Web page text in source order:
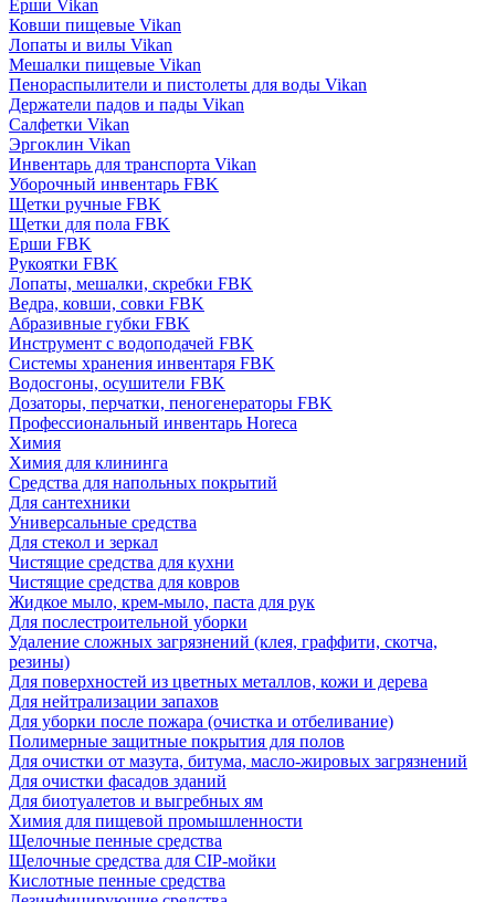
Ерши Vikan
Ковши пищевые Vikan
Лопаты и вилы Vikan
Мешалки пищевые Vikan
Пенораспылители и пистолеты для воды Vikan
Держатели падов и пады Vikan
Салфетки Vikan
Эргоклин Vikan
Инвентарь для транспорта Vikan
Уборочный инвентарь FBK
Щетки ручные FBK
Щетки для пола FBK
Ерши FBK
Рукоятки FBK
Лопаты, мешалки, скребки FBK
Ведра, ковши, совки FBK
Абразивные губки FBK
Инструмент с водоподачей FBK
Системы хранения инвентаря FBK
Водосгоны, осушители FBK
Дозаторы, перчатки, пеногенераторы FBK
Профессиональный инвентарь Horeca
Химия
Химия для клининга
Средства для напольных покрытий
Для сантехники
Универсальные средства
Для стекол и зеркал
Чистящие средства для кухни
Чистящие средства для ковров
Жидкое мыло, крем-мыло, паста для рук
Для послестроительной уборки
Удаление сложных загрязнений (клея, граффити, скотча,
резины)
Для поверхностей из цветных металлов, кожи и дерева
Для нейтрализации запахов
Для уборки после пожара (очистка и отбеливание)
Полимерные защитные покрытия для полов
Для очистки от мазута, битума, масло-жировых загрязнений
Для очистки фасадов зданий
Для биотуалетов и выгребных ям
Химия для пищевой промышленности
Щелочные пенные средства
Щелочные средства для CIP-мойки
Кислотные пенные средства